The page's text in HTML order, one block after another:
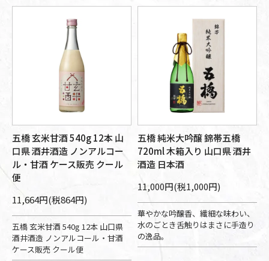
五橋 玄米甘酒 540g 12本 山
口県 酒井酒造 ノンアルコー
ル・甘酒 ケース販売 クール
便
11,664円(税864円)
五橋 玄米甘酒 540g 12本 山口県
酒井酒造 ノンアルコール・甘酒
ケース販売 クール便
五橋 純米大吟醸 錦帯五橋
720ml 木箱入り 山口県 酒井
酒造 日本酒
11,000円(税1,000円)
華やかな吟醸香、繊細な味わい、
水のごとき舌触りはまさに手造り
の逸品。